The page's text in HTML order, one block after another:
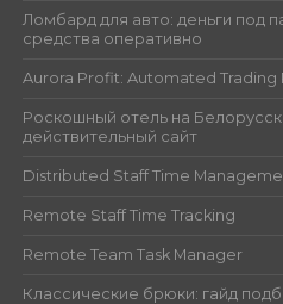
Ломбард для авто: деньги под
средства оперативно
Aurora Profit: Automated Trading
Роскошный отель на
действительный сайт
Distributed Staff Time
Remote Staff Time Tracking
Remote Team Task Manager
Классические брюки: гайд